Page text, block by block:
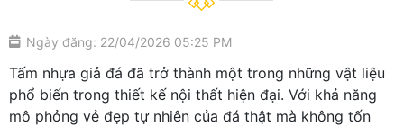
Ngày đăng: 22/04/2026 05:25 PM
Tấm nhựa giả đá đã trở thành một trong những vật liệu
phổ biến trong thiết kế nội thất hiện đại. Với khả năng
mô phỏng vẻ đẹp tự nhiên của đá thật mà không tốn